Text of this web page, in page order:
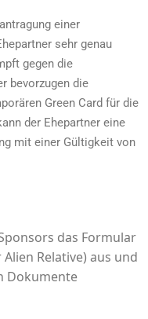
einer
sehr genau
gegen die
bevorzugen die
Green Card für die
der Ehepartner eine
mit einer Gültigkeit von
das Formular
Relative) aus und
Dokumente